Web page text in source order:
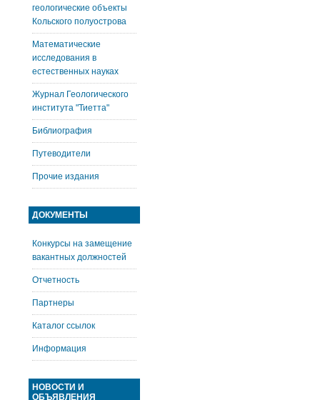
геологические объекты
Кольского полуострова
Математические
исследования в
естественных науках
Журнал Геологического
института "Тиетта"
Библиография
Путеводители
Прочие издания
ДОКУМЕНТЫ
Конкурсы на замещение
вакантных должностей
Отчетность
Партнеры
Каталог ссылок
Информация
НОВОСТИ И
ОБЪЯВЛЕНИЯ